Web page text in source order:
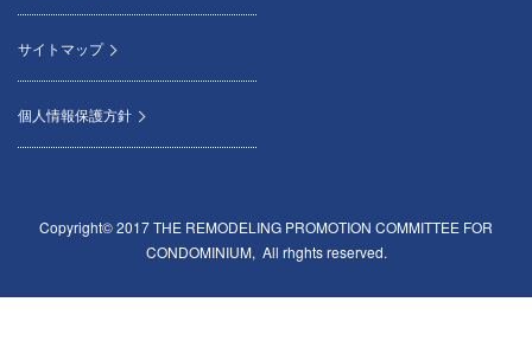
サイトマップ
個人情報保護方針
Copyright© 2017 THE REMODELING PROMOTION COMMITTEE FOR
CONDOMINIUM, All rhghts reserved.